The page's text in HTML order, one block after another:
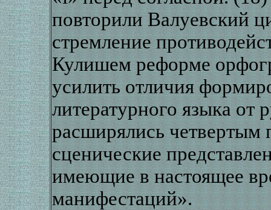
повторили Валуевский
стремление
Кулишем реформе
усилить отличия
литературного языка от
расширялись
сценические
имеющие в настоящее
манифестаций».